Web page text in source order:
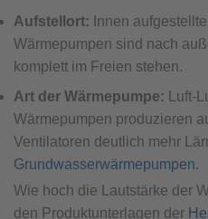
Aufstellort: Innen
Wärmepumpen sind nach
komplett im Freien stehen.
Art der Wärmepumpe:
Luft-
Wärmepumpen produzieren
Ventilatoren deutlich mehr
Grundwasserwärmepumpen.
Wie hoch die Lautstärke der
den Produktunterlagen der